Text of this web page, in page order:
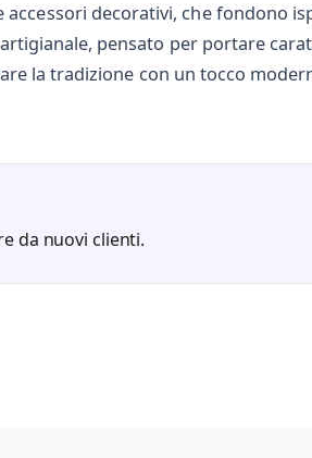
decorativi, che fondono
pensato per portare
la tradizione con un tocco
da nuovi clienti.